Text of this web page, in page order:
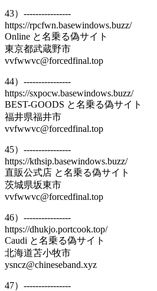
43）----------------
https://rpcfwn.basewindows.buzz/
Online と名乗る偽サイト
東京都武蔵野市
vvfwwvc@forcedfinal.top
44）----------------
https://sxpocw.basewindows.buzz/
BEST-GOODS と名乗る偽サイト
福井県福井市
vvfwwvc@forcedfinal.top
45）----------------
https://kthsip.basewindows.buzz/
直販公式店 と名乗る偽サイト
茨城県坂東市
vvfwwvc@forcedfinal.top
46）----------------
https://dhukjo.portcook.top/
Caudi と名乗る偽サイト
北海道苫小牧市
ysncz@chineseband.xyz
47）----------------